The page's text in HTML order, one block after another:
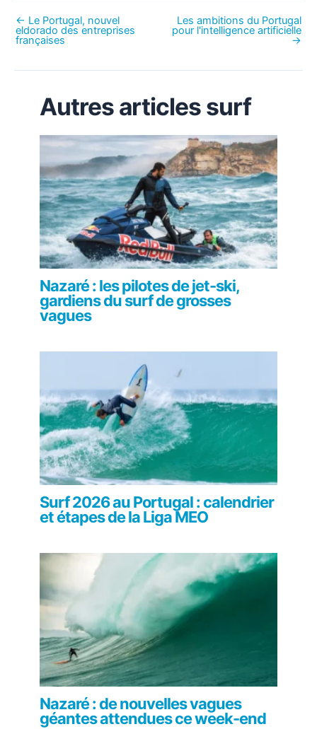
← Le Portugal, nouvel
eldorado des entreprises
françaises
Les ambitions du Portugal
pour l'intelligence artificielle
→
Autres articles surf
Nazaré : les pilotes de jet-ski,
gardiens du surf de grosses
vagues
Surf 2026 au Portugal : calendrier
et étapes de la Liga MEO
Nazaré : de nouvelles vagues
géantes attendues ce week-end